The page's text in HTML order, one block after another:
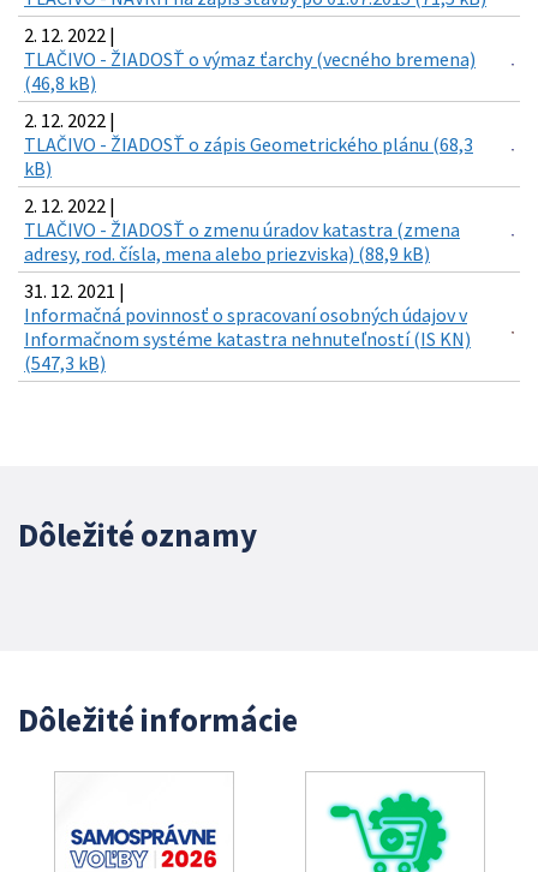
2. 12. 2022 |
TLAČIVO - ŽIADOSŤ o výmaz ťarchy (vecného bremena)
(46,8 kB)
2. 12. 2022 |
TLAČIVO - ŽIADOSŤ o zápis Geometrického plánu (68,3
kB)
2. 12. 2022 |
TLAČIVO - ŽIADOSŤ o zmenu úradov katastra (zmena
adresy, rod. čísla, mena alebo priezviska) (88,9 kB)
31. 12. 2021 |
Informačná povinnosť o spracovaní osobných údajov v
Informačnom systéme katastra nehnuteľností (IS KN)
(547,3 kB)
Dôležité oznamy
Dôležité informácie